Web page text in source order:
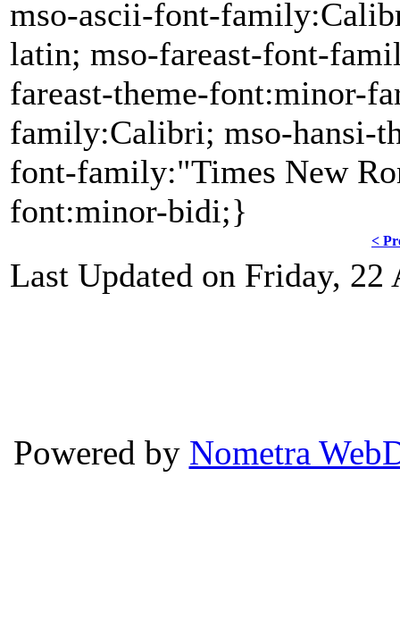
mso-ascii-font-
latin; mso-fareast-font-
fareast-theme-font:minor-
family:Calibri; mso-hansi-
font-family:"Times New
font:minor-bidi;}
<
Last Updated on Friday,
Powered by Nometra